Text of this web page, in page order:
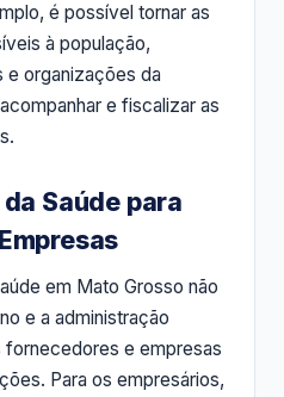
é possível tornar as
à população,
e organizações da
e fiscalizar as
Saúde para
em Mato Grosso não
e a administração
fornecedores e empresas
Para os empresários,